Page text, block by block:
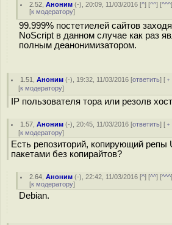
2.52 ,Аноним (-), 20:09, 11/03/2016 [^] [^^] [^^^
[к модератору]
99.999% постетиелей сайтов
NoScript в данном случае как раз
полным деанонимизатором.
1.51 ,Аноним (-), 19:32, 11/03/2016 [ответить] [
[к модератору]
IP пользователя тора или резолв
1.57 ,Аноним (-), 20:45, 11/03/2016 [ответить] [
[к модератору]
Есть репозиторий, копирующий репы
пакетами без копирайтов?
2.64 ,Аноним (-), 22:42, 11/03/2016 [^] [^^] [^^^
[к модератору]
Debian.